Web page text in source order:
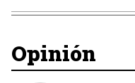
Opinión